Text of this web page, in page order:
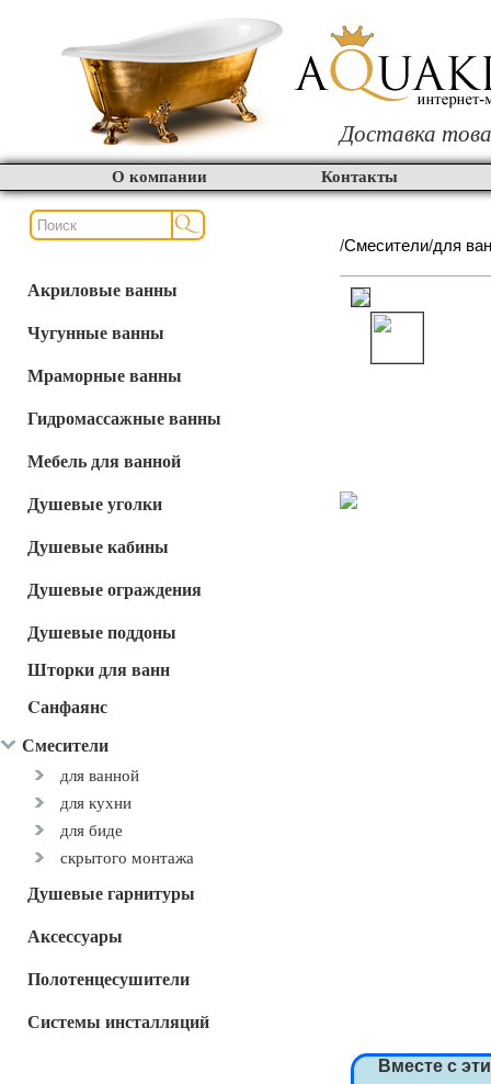
Доставка
О компании Контакты
Акриловые ванны
Чугунные ванны
Мраморные ванны
Гидромассажные ванны
Мебель для ванной
Душевые уголки
Душевые кабины
Душевые ограждения
Душевые поддоны
Шторки для ванн
Cанфаянс
Смесители
для ванной
для кухни
для биде
скрытого монтажа
Душевые гарнитуры
Аксессуары
Полотенцесушители
Системы инсталляций
/Смесители/для
Вместе с